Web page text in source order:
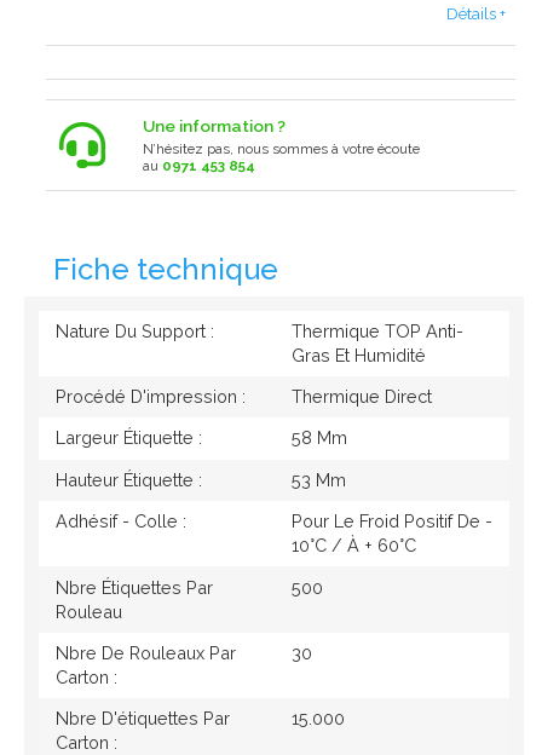
Détails +
Une information ?
N’hésitez pas, nous sommes à votre écoute
au 0971 453 854
Fiche technique
Nature Du Support :
Thermique TOP Anti-
Gras Et Humidité
Procédé D'impression : Thermique Direct
Largeur Étiquette : 58 Mm
Hauteur Étiquette : 53 Mm
Adhésif - Colle :
Pour Le Froid Positif De -
10°c / À + 60°c
Nbre Étiquettes Par
Rouleau
500
Nbre De Rouleaux Par
Carton :
30
Nbre D'étiquettes Par
Carton :
15.000